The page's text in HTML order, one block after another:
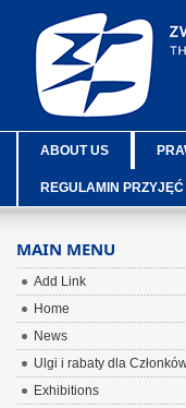
ABOUT US
REGULAMIN
MAIN MENU
Add Link
Home
News
Ulgi i rabaty dla
Exhibitions